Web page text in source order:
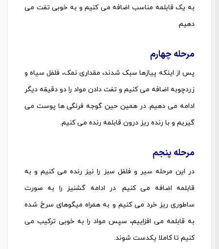
به یک قابلمه مناسب اضافه می کنیم و به خوبی تفت می
دهیم.
مرحله چهارم
پس از اینکه پیازها سبک شدند، مقداری نمک، فلفل سیاه و
زردچوبه اضافه می کنیم و تفت دادن مواد را دو دقیقه دیگر
ادامه می دهیم. در همین حین گوجه فرنگی ها پوست می
گیریم و با رنده ریز درون قابلمه رنده می کنیم.
مرحله پنجم
در این مرحله سیر و فلفل سبز را نیز رنده می کنیم و به
قابلمه اضافه می کنیم. در ادامه گشنیز را به صورت
ساطوری ریز خرد می کنیم و به همراه میگوهای سرخ شده
به قابلمه می افزاییم، سپس مواد را به خوبی ترکیب می
کنیم تا کاملا یکدست شوند.